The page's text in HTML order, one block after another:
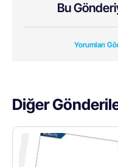
Bu
Yorumları
Diğer